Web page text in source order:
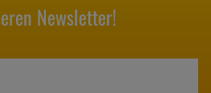
Newsletter!